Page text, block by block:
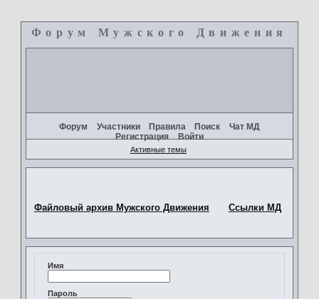
Форум Мужского Движения
Форум Участники Правила Поиск
Чат МД
Регистрация
Войти
Активные темы
Файловый архив Мужского Движения Ссылки МД
Имя
Пароль